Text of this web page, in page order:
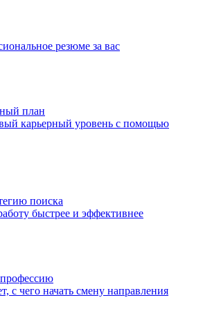
резюме за вас
план
карьерный уровень с помощью
поиска
быстрее и эффективнее
с чего начать смену направления